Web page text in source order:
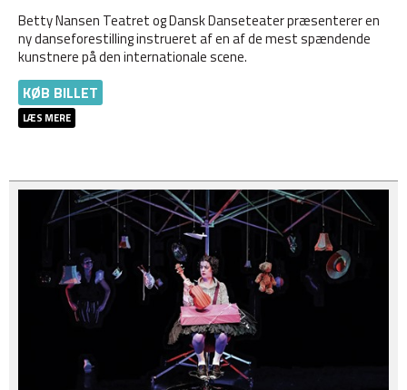
Betty Nansen Teatret og Dansk Danseteater præsenterer en
ny danseforestilling instrueret af en af de mest spændende
kunstnere på den internationale scene.
KØB BILLET
LÆS MERE